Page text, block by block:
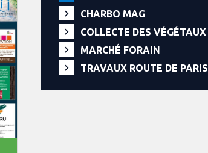
CHARBO MAG
COLLECTE DES VÉGÉTAUX
MARCHÉ FORAIN
TRAVAUX ROUTE DE PARIS